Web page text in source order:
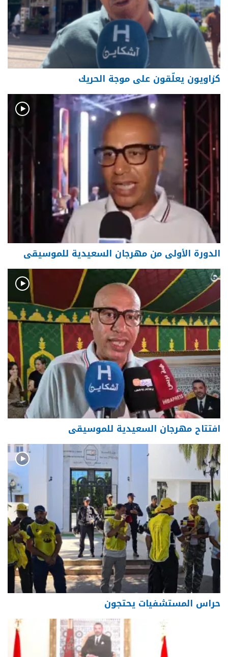
كزاويون يعلّقون على موجة الحريك
الدورة الأولى من مهرجان السعيدية للموسيقى
افتتاح مهرجان السعيدية للموسيقى
حراس المستشفيات يحتجون